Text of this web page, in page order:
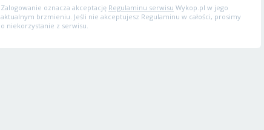
Zalogowanie oznacza akceptację Regulaminu serwisu Wykop.pl w jego
aktualnym brzmieniu. Jeśli nie akceptujesz Regulaminu w całości, prosimy
o niekorzystanie z serwisu.